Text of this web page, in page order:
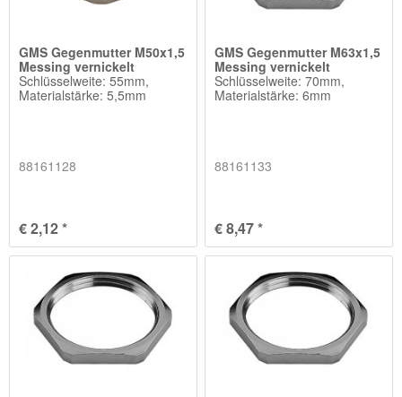
GMS Gegenmutter M50x1,5
Messing vernickelt
Schlüsselweite: 55mm,
Materialstärke: 5,5mm
88161128
€ 2,12 *
GMS Gegenmutter M63x1,5
Messing vernickelt
Schlüsselweite: 70mm,
Materialstärke: 6mm
88161133
€ 8,47 *